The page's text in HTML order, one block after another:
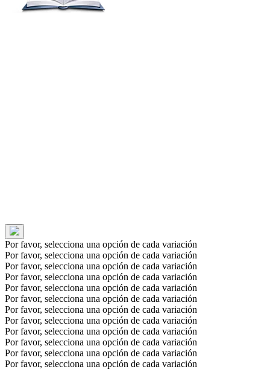
Por favor, selecciona una opción de cada variación
Por favor, selecciona una opción de cada variación
Por favor, selecciona una opción de cada variación
Por favor, selecciona una opción de cada variación
Por favor, selecciona una opción de cada variación
Por favor, selecciona una opción de cada variación
Por favor, selecciona una opción de cada variación
Por favor, selecciona una opción de cada variación
Por favor, selecciona una opción de cada variación
Por favor, selecciona una opción de cada variación
Por favor, selecciona una opción de cada variación
Por favor, selecciona una opción de cada variación